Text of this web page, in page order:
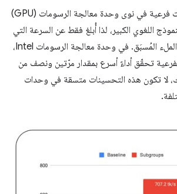
لقد استخدمنا مجموعات فرعية في نوى وحدة معالجة الرسومات (GPU)
اللغوي الكبير، لذا أُبلغ فقط عن السرعة التي
تمّ تحقيقها في مرحلة الملء المُسبَق. في وحدة معالجة الرسومات Intel،
تحقّق أداءً أسرع بمقدار مرّتين ونصف من
لا تكون هذه التحسينات متسقة في وحدات